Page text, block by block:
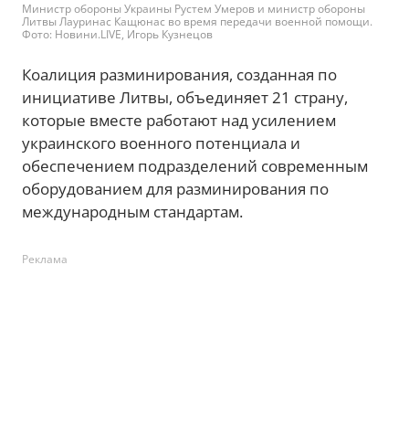
Министр обороны Украины Рустем Умеров и министр обороны
Литвы Лауринас Кащюнас во время передачи военной помощи.
Фото: Новини.LIVE, Игорь Кузнецов
Коалиция разминирования, созданная по
инициативе Литвы, объединяет 21 страну,
которые вместе работают над усилением
украинского военного потенциала и
обеспечением подразделений современным
оборудованием для разминирования по
международным стандартам.
Реклама